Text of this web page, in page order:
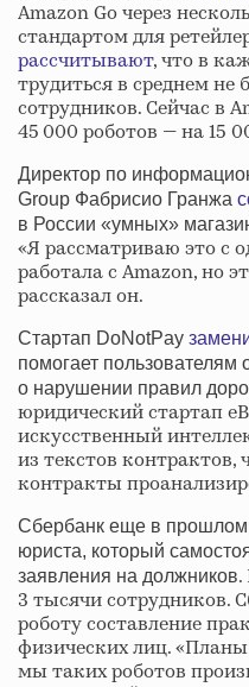
Amazon Go через
стандартом для
рассчитывают, что в
трудиться в среднем не
сотрудников. Сейчас в
45 000 роботов — на 15
Директор по
Group Фабрисио Гранжа
в России «умных»
«Я рассматриваю это с
работала с Amazon, но
рассказал он.
Стартап DoNotPay
помогает
о нарушении правил
юридический стартап
искусственный
из текстов контрактов,
контракты
Сбербанк еще в прошлом
юриста, который
заявления на должников
3 тысячи сотрудников.
роботу составление
физических лиц.
мы таких роботов